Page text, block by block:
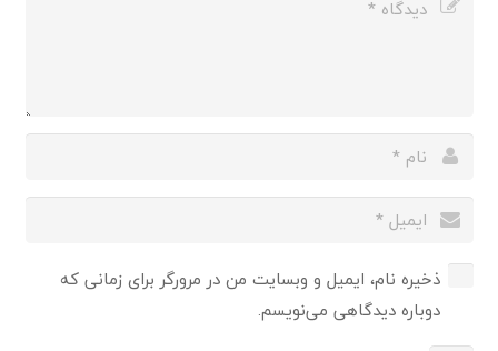
ذخیره نام، ایمیل و وبسایت من در مرورگر برای زمانی که
دوباره دیدگاهی می‌نویسم.